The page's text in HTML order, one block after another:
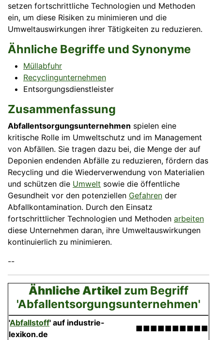
setzen fortschrittliche Technologien und Methoden
ein, um diese Risiken zu minimieren und die
Umweltauswirkungen ihrer Tätigkeiten zu reduzieren.
Ähnliche Begriffe und Synonyme
Müllabfuhr
Recyclingunternehmen
Entsorgungsdienstleister
Zusammenfassung
Abfallentsorgungsunternehmen spielen eine
kritische Rolle im Umweltschutz und im Management
von Abfällen. Sie tragen dazu bei, die Menge der auf
Deponien endenden Abfälle zu reduzieren, fördern das
Recycling und die Wiederverwendung von Materialien
und schützen die Umwelt sowie die öffentliche
Gesundheit vor den potenziellen Gefahren der
Abfallkontamination. Durch den Einsatz
fortschrittlicher Technologien und Methoden arbeiten
diese Unternehmen daran, ihre Umweltauswirkungen
kontinuierlich zu minimieren.
--
Ähnliche Artikel zum Begriff
'Abfallentsorgungsunternehmen'
'Abfallstoff' auf industrie-
lexikon.de
■■■■■■■■■■